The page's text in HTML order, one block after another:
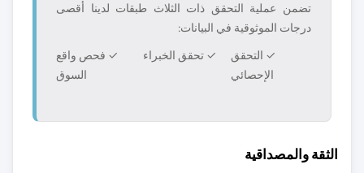
تضمن عملية التحقق ذات الثلاث طبقات لدينا أقصى
درجات الموثوقية في البيانات:
✓ التحقق
الإحصائي
✓ تحقق الخبراء
✓ فحص واقع
السوق
الثقة والمصداقية